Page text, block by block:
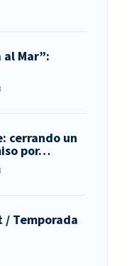
al Mar”:
cerrando un
por…
/ Temporada